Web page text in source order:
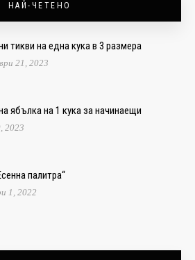
НАЙ-ЧЕТЕНО
тикви на една кука в 3 размера
21, 2023
ябълка на 1 кука за начинаещи
2023
палитра“
1, 2022